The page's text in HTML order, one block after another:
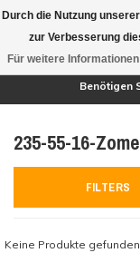
Benötigen
235-55-16-
FILTERS
Keine Produkte
Durch die Nutzung
zur Verbesserung
Für weitere